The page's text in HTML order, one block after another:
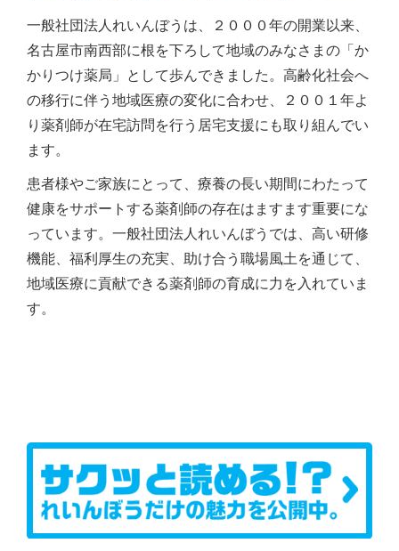
一般社団法人れいんぼうは、２０００年の開業以来、
名古屋市南西部に根を下ろして地域のみなさまの「か
かりつけ薬局」として歩んできました。高齢化社会へ
の移行に伴う地域医療の変化に合わせ、２００１年よ
り薬剤師が在宅訪問を行う居宅支援にも取り組んでい
ます。
患者様やご家族にとって、療養の長い期間にわたって
健康をサポートする薬剤師の存在はますます重要にな
っています。一般社団法人れいんぼうでは、高い研修
機能、福利厚生の充実、助け合う職場風土を通じて、
地域医療に貢献できる薬剤師の育成に力を入れていま
す。